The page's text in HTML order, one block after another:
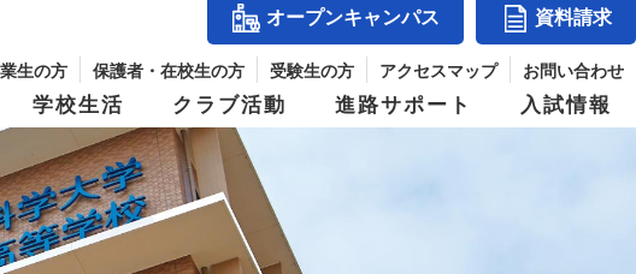
生の方 保護者・在校生の方 受験生の方 アクセスマップ お問い合わせ
オープンキャンパス 資料請求
沿革
ル・ポリシー 玉手山学園紹介
『仕掛け』
学Ⅱコース 進学コース
学校生活
体育祭
クラブ活動 進路サポート
績 併設校からめざせる職業と資格
入試情報
奨学金 入試結果